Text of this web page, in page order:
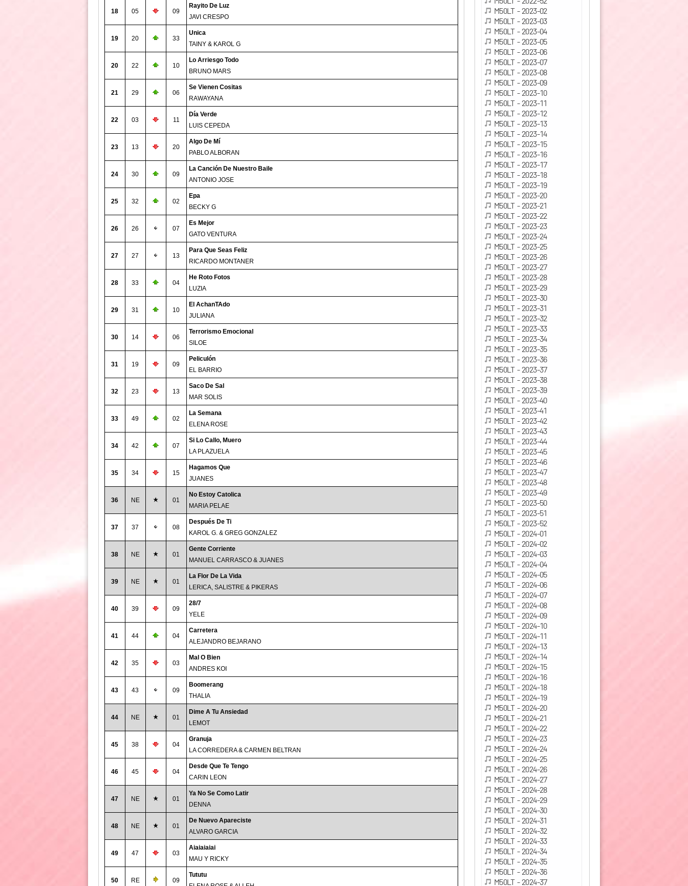
18 05 09
Rayito De Luz
JAVI CRESPO
19 20 33
Unica
TAINY & KAROL G
20 22 10
Lo Arriesgo Todo
BRUNO MARS
21 29 06
Se Vienen Cositas
RAWAYANA
22 03 11
Día Verde
LUIS CEPEDA
23 13 20
Algo De Mí
PABLO ALBORAN
24 30 09
La Canción De Nuestro Baile
ANTONIO JOSE
25 32 02
Epa
BECKY G
26 26 07
Es Mejor
GATO VENTURA
27 27 13
Para Que Seas Feliz
RICARDO MONTANER
28 33 04
He Roto Fotos
LUZIA
29 31 10
El AchanTAdo
JULIANA
30 14 06
Terrorismo Emocional
SILOE
31 19 09
Peliculón
EL BARRIO
32 23 13
Saco De Sal
MAR SOLIS
33 49 02
La Semana
ELENA ROSE
34 42 07
Si Lo Callo, Muero
LA PLAZUELA
35 34 15
Hagamos Que
JUANES
36 NE 01
No Estoy Catolica
MARIA PELAE
37 37 08
Después De Ti
KAROL G. & GREG GONZALEZ
38 NE 01
Gente Corriente
MANUEL CARRASCO & JUANES
39 NE 01
La Flor De La Vida
LERICA, SALISTRE & PIKERAS
40 39 09
28/7
YELE
41 44 04
Carretera
ALEJANDRO BEJARANO
42 35 03
Mal O Bien
ANDRES KOI
43 43 09
Boomerang
THALIA
44 NE 01
Dime A Tu Ansiedad
LEMOT
45 38 04
Granuja
LA CORREDERA & CARMEN BELTRAN
46 45 04
Desde Que Te Tengo
CARIN LEON
47 NE 01
Ya No Se Como Latir
DENNA
48 NE 01
De Nuevo Apareciste
ALVARO GARCIA
49 47 03
Aiaiaiaiai
MAU Y RICKY
50 RE 09
Tututu